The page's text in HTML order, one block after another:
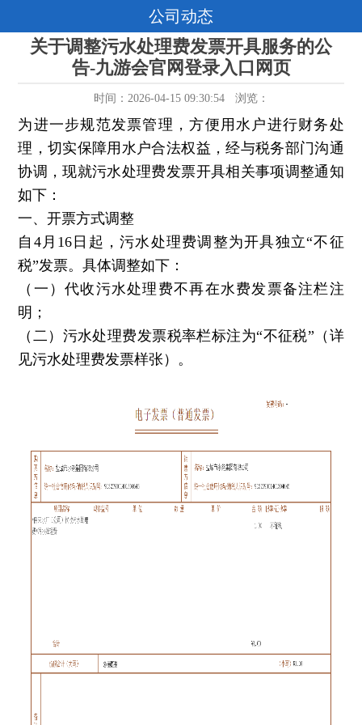
公司动态
关于调整污水处理费发票开具服务的公
告-九游会官网登录入口网页
时间：2026-04-15 09:30:54 浏览：
为进一步规范发票管理，方便用水户进行财务处
理，切实保障用水户合法权益，经与税务部门沟通
协调，现就污水处理费发票开具相关事项调整通知
如下：
一、开票方式调整
自4月16日起，污水处理费调整为开具独立“不征
税”发票。具体调整如下：
（一）代收污水处理费不再在水费发票备注栏注
明；
（二）污水处理费发票税率栏标注为“不征税”（详
见污水处理费发票样张）。